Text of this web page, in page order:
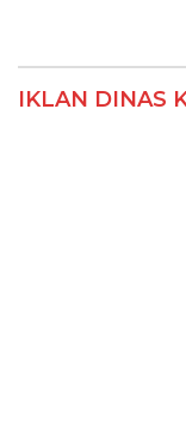
IKLAN DINAS